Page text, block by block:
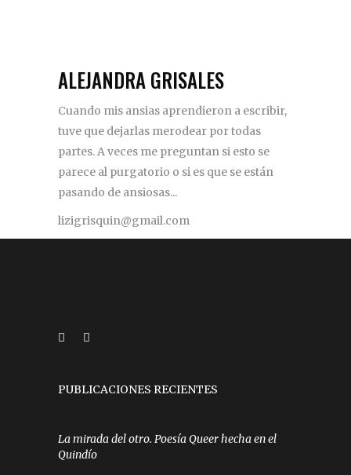
ALEJANDRA GRISALES
Cuando mis ansias aprendieron a escribir,
tuve que dejarlas merodear por todas
partes. A veces me preguntan si esto se
parece al purgatorio o si es que se están
pasando de ansiosas...
lizigrisquin@gmail.com
PUBLICACIONES RECIENTES
La mirada del otro. Poesía Queer hecha en el
Quindío